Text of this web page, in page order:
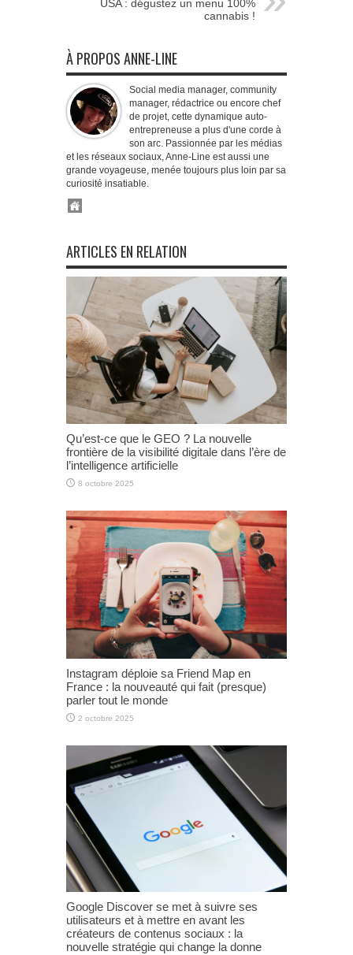
USA : dégustez un menu 100%
cannabis !
À PROPOS ANNE-LINE
Social media manager, community
manager, rédactrice ou encore chef
de projet, cette dynamique auto-
entrepreneuse a plus d'une corde à
son arc. Passionnée par les médias
et les réseaux sociaux, Anne-Line est aussi une
grande voyageuse, menée toujours plus loin par sa
curiosité insatiable.
ARTICLES EN RELATION
Qu’est-ce que le GEO ? La nouvelle
frontière de la visibilité digitale dans l’ère de
l’intelligence artificielle
8 octobre 2025
Instagram déploie sa Friend Map en
France : la nouveauté qui fait (presque)
parler tout le monde
2 octobre 2025
Google Discover se met à suivre ses
utilisateurs et à mettre en avant les
créateurs de contenus sociaux : la
nouvelle stratégie qui change la donne